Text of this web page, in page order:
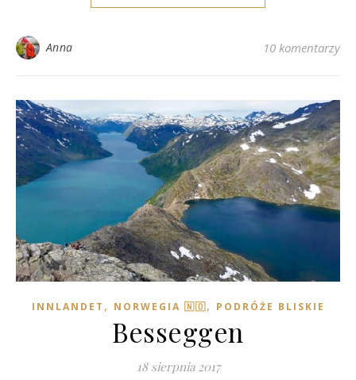
Anna 10 komentarzy
INNLANDET , NORWEGIA 🇳🇴, PODRÓŻE BLISKIE
Besseggen
18 sierpnia 2017